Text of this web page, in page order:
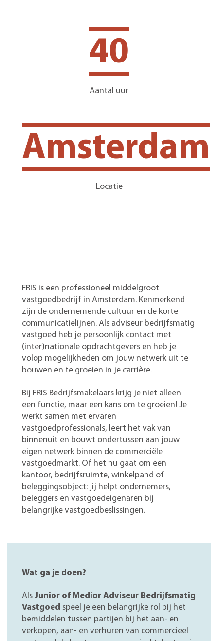
40
Aantal uur
Amsterdam
Locatie
FRIS is een professioneel middelgroot
vastgoedbedrijf in Amsterdam. Kenmerkend
zijn de ondernemende cultuur en de korte
communicatielijnen. Als adviseur bedrijfsmatig
vastgoed heb je persoonlijk contact met
(inter)nationale opdrachtgevers en heb je
volop mogelijkheden om jouw netwerk uit te
bouwen en te groeien in je carrière.
Bij FRIS Bedrijfsmakelaars krijg je niet alleen
een functie, maar een kans om te groeien! Je
werkt samen met ervaren
vastgoedprofessionals, leert het vak van
binnenuit en bouwt ondertussen aan jouw
eigen netwerk binnen de commerciële
vastgoedmarkt. Of het nu gaat om een
kantoor, bedrijfsruimte, winkelpand of
beleggingsobject: jij helpt ondernemers,
beleggers en vastgoedeigenaren bij
belangrijke vastgoedbeslissingen.
Wat ga je doen?
Als Junior of Medior Adviseur Bedrijfsmatig
Vastgoed speel je een belangrijke rol bij het
bemiddelen tussen partijen bij het aan- en
verkopen, aan- en verhuren van commercieel